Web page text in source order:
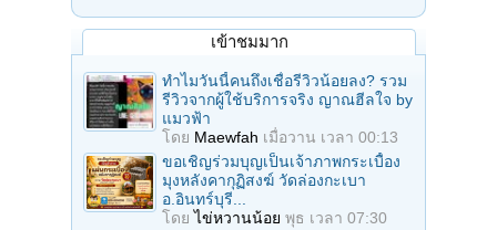
เข้าชมมาก
ทำไมวันนี้คนถึงเชื่อรีวิวน้อยลง? รวม
รีวิวจากผู้ใช้บริการจริง ญาณฮีลใจ by
แมวฟ้า
โดย Maewfah เมื่อวาน เวลา 00:13
ขอเชิญร่วมบุญเป็นเจ้าภาพกระเบื้อง
มุงหลังคากุฏิสงฆ์ วัดล่องกะเบา
อ.อินทร์บุรี...
โดยไข่หวานน้อย พุธ เวลา 07:30